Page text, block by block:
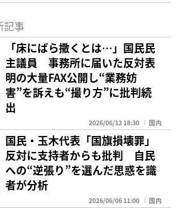
記事
「床にばら撒くとは…」国民民
主議員 事務所に届いた反対表
明の大量FAX公開し“業務妨
害”を訴えも“撮り方”に批判続
出
2026/06/12 18:30 国内
国民・玉木代表「国旗損壊罪」
反対に支持者からも批判 自民
への“逆張り”を選んだ思惑を識
者が分析
2026/06/06 11:00 国内